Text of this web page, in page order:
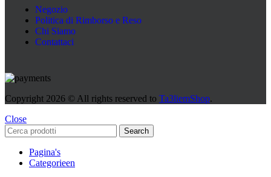
Negozio
Politica di Rimborso e Reso
Chi Siamo
Contattaci
Copyright 2026 © All rights reserved to Ta3liemShop.
Close
Search
Pagina's
Categorieen